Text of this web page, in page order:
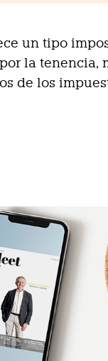
un tipo
la tenencia,
de los